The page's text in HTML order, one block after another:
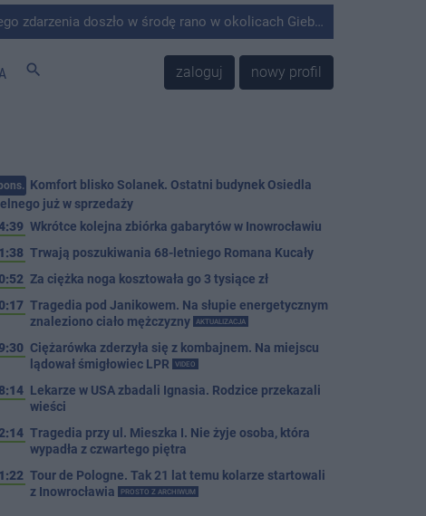
w środę rano w okolicach Giebni koło Janikowa. Wówczas na słupie energetycznym odnaleziono ciało mężczyzny.
search zaloguj nowy profil
Komfort blisko Solanek. Ostatni budynek Osiedla
już w sprzedaży
Wkrótce kolejna zbiórka gabarytów w Inowrocławiu
Trwają poszukiwania 68-letniego Romana Kucały
Za ciężka noga kosztowała go 3 tysiące zł
Tragedia pod Janikowem. Na słupie energetycznym
znaleziono ciało mężczyzny
AKTUALIZACJA
Ciężarówka zderzyła się z kombajnem. Na miejscu
lądował śmigłowiec LPR
VIDEO
Lekarze w USA zbadali Ignasia. Rodzice przekazali
wieści
Tragedia przy ul. Mieszka I. Nie żyje osoba, która
wypadła z czwartego piętra
Tour de Pologne. Tak 21 lat temu kolarze startowali
z Inowrocławia
PROSTO Z ARCHIWUM